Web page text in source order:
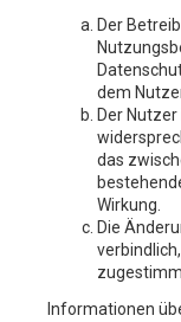
Der
dem
Der
das
Wirkung.
Die
Informationen